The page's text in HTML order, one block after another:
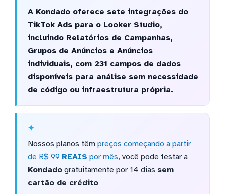
A Kondado oferece sete integrações do
TikTok Ads para o Looker Studio,
incluindo Relatórios de Campanhas,
Grupos de Anúncios e Anúncios
individuais, com 231 campos de dados
disponíveis para análise sem necessidade
de código ou infraestrutura própria.
Nossos planos têm preços começando a partir
de R$ 99 REAIS por mês, você pode testar a
Kondadogratuitamente por 14 dias sem
cartão de crédito